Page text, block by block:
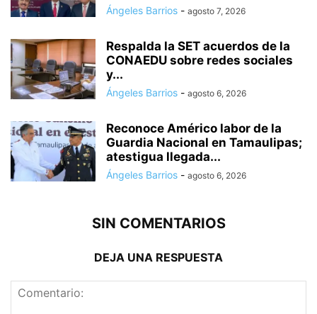
Ángeles Barrios - agosto 7, 2026
Respalda la SET acuerdos de la
CONAEDU sobre redes sociales
y...
Ángeles Barrios - agosto 6, 2026
Reconoce Américo labor de la
Guardia Nacional en Tamaulipas;
atestigua llegada...
Ángeles Barrios - agosto 6, 2026
SIN COMENTARIOS
DEJA UNA RESPUESTA